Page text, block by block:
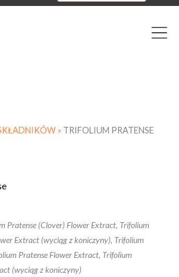
» TRIFOLIUM PRATENSE
Pratense (Clover) Flower Extract, Trifolium
Extract (wyciąg z koniczyny), Trifolium
Pratense Flower Extract, Trifolium
(wyciąg z koniczyny)